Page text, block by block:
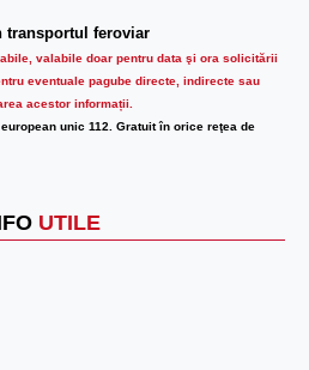
feroviar
valabile doar pentru data şi ora solicitării
eventuale pagube directe, indirecte sau
acestor informații.
unic 112. Gratuit în orice reţea de
UTILE